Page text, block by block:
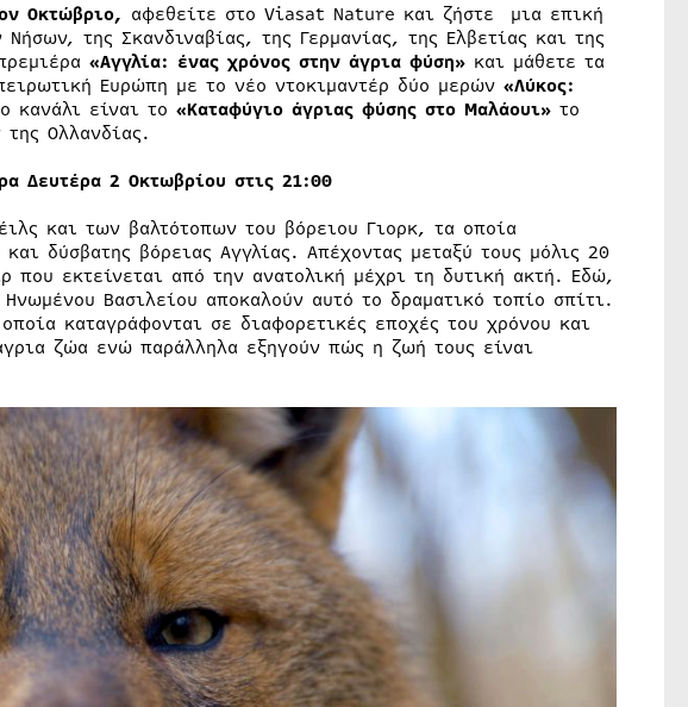
Οκτώβριο, αφεθείτε στο Viasat Nature και ζήστε μια επική
της Σκανδιναβίας, της Γερμανίας, της Ελβετίας και της
«Αγγλία: ένας χρόνος στην άγρια φύση»και μάθετε τα
Ευρώπη με το νέο ντοκιμαντέρ δύο μερών «Λύκος:
κανάλι είναι το «Καταφύγιο άγριας φύσης στο Μαλάουι»το
Ολλανδίας.
Δευτέρα 2 Οκτωβρίου στις 21:00
και των βαλτότοπων του βόρειου Γιορκ, τα οποία
δύσβατης βόρειας Αγγλίας. Απέχοντας μεταξύ τους μόλις 20
που εκτείνεται από την ανατολική μέχρι τη δυτική ακτή. Εδώ,
Βασιλείου αποκαλούν αυτό το δραματικό τοπίο σπίτι.
καταγράφονται σε διαφορετικές εποχές του χρόνου και
ζώα ενώ παράλληλα εξηγούν πώς η ζωή τους είναι